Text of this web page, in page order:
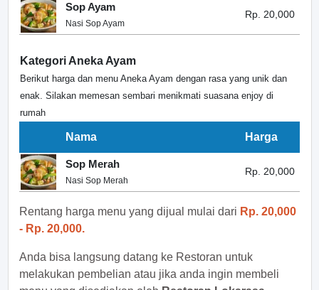
Sop Ayam
Nasi Sop Ayam
Rp. 20,000
Kategori Aneka Ayam
Berikut harga dan menu Aneka Ayam dengan rasa yang unik dan
enak. Silakan memesan sembari menikmati suasana enjoy di
rumah
Nama Harga
Sop Merah
Nasi Sop Merah
Rp. 20,000
Rentang harga menu yang dijual mulai dari Rp. 20,000
- Rp. 20,000.
Anda bisa langsung datang ke Restoran untuk
melakukan pembelian atau jika anda ingin membeli